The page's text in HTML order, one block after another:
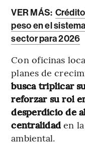
VER MÁS:
peso en el
sector para 2026
Con oficinas
planes de
busca triplicar
reforzar su rol
desperdicio de
centralidaden
ambiental.